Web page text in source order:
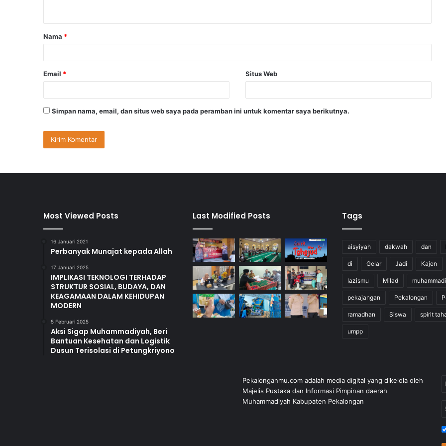
a
r
Nama *
Email * Situs Web
Simpan nama, email, dan situs web saya pada peramban ini untuk komentar saya berikutnya.
Most Viewed Posts
16 Januari 2021
Perbanyak Munajat kepada Allah
17 Januari 2025
IMPLIKASI TEKNOLOGI TERHADAP
STRUKTUR SOSIAL, BUDAYA, DAN
KEAGAMAAN DALAM KEHIDUPAN
MODERN
5 Februari 2025
Aksi Sigap Muhammadiyah, Beri
Bantuan Kesehatan dan Logistik
Dusun Terisolasi di Petungkriyono
Last Modified Posts Tags
aisyiyah dakwah dan
di Gelar Jadi Kajen
lazismu Milad
pekajangan Pekalongan
ramadhan Siswa spirit
umpp
Pekalonganmu.com adalah media digital yang dikelola oleh
Majelis Pustaka dan Informasi Pimpinan daerah
Muhammadiyah Kabupaten Pekalongan